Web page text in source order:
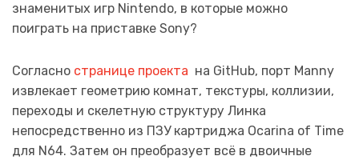
знаменитых игр Nintendo, в которые можно
поиграть на приставке Sony?
Согласно странице проекта на GitHub, порт Manny
извлекает геометрию комнат, текстуры, коллизии,
переходы и скелетную структуру Линка
непосредственно из ПЗУ картриджа Ocarina of Time
для N64. Затем он преобразует всё в двоичные